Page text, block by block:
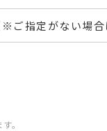
ご指定がない場
。